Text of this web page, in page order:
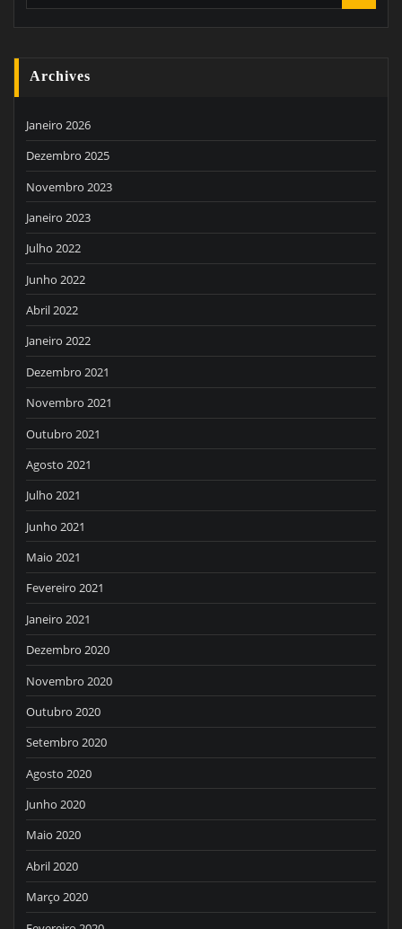
Archives
Janeiro 2026
Dezembro 2025
Novembro 2023
Janeiro 2023
Julho 2022
Junho 2022
Abril 2022
Janeiro 2022
Dezembro 2021
Novembro 2021
Outubro 2021
Agosto 2021
Julho 2021
Junho 2021
Maio 2021
Fevereiro 2021
Janeiro 2021
Dezembro 2020
Novembro 2020
Outubro 2020
Setembro 2020
Agosto 2020
Junho 2020
Maio 2020
Abril 2020
Março 2020